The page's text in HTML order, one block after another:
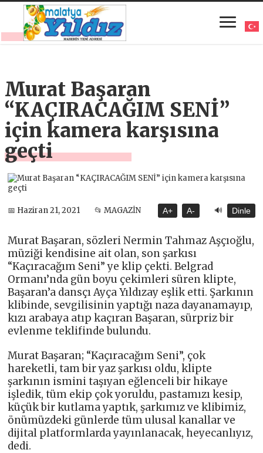
Murat Başaran
“KAÇIRACAĞIM SENİ”
için kamera karşısına
geçti
📅 Haziran 21, 2021 📂 MAGAZİN A+ A- 🔊 Dinle
Murat Başaran, sözleri Nermin Tahmaz Aşçıoğlu,
müziği kendisine ait olan, son şarkısı
“Kaçıracağım Seni” ye klip çekti. Belgrad
Ormanı’nda gün boyu çekimleri süren klipte,
Başaran’a dansçı Ayça Yıldızay eşlik etti. Şarkının
klibinde, sevgilisinin yaptığı naza dayanamayıp,
kızı arabaya atıp kaçıran Başaran, sürpriz bir
evlenme teklifinde bulundu.
Murat Başaran; “Kaçıracağım Seni”, çok
hareketli, tam bir yaz şarkısı oldu, klipte
şarkının ismini taşıyan eğlenceli bir hikaye
işledik, tüm ekip çok yoruldu, pastamızı kesip,
küçük bir kutlama yaptık, şarkımız ve klibimiz,
önümüzdeki günlerde tüm ulusal kanallar ve
dijital platformlarda yayınlanacak, heyecanlıyız,
dedi.